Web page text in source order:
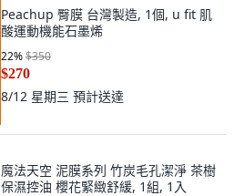
Peachup 臀膜 台灣製造, 1個, u fit 肌
酸運動機能石墨烯
22%$350
$270
8/12 星期三 預計送達
魔法天空 泥膜系列 竹炭毛孔潔淨 茶樹
保濕控油 櫻花緊緻舒緩, 1組, 1入